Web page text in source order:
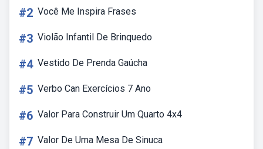
#2 Você Me Inspira Frases
#3 Violão Infantil De Brinquedo
#4 Vestido De Prenda Gaúcha
#5 Verbo Can Exercícios 7 Ano
#6 Valor Para Construir Um Quarto 4x4
#7 Valor De Uma Mesa De Sinuca